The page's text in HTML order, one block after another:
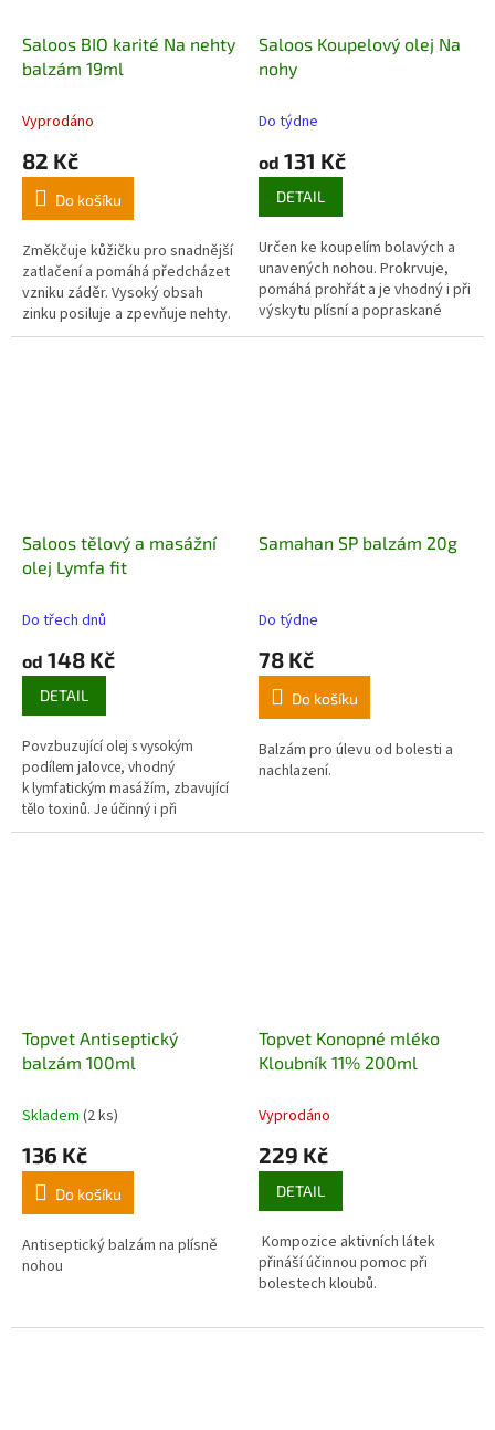
Saloos BIO karité Na nehty
balzám 19ml
Vyprodáno
82 Kč
Do košíku
Změkčuje kůžičku pro snadnější
zatlačení a pomáhá předcházet
vzniku záděr. Vysoký obsah
zinku posiluje a zpevňuje nehty.
Saloos Koupelový olej Na
nohy
Do týdne
od 131 Kč
DETAIL
Určen ke koupelím bolavých a
unavených nohou. Prokrvuje,
pomáhá prohřát a je vhodný i při
výskytu plísní a popraskané
kůže na patách.
Saloos tělový a masážní
olej Lymfa fit
Do třech dnů
od 148 Kč
DETAIL
Povzbuzující olej s vysokým
podílem jalovce, vhodný
k lymfatickým masážím, zbavující
tělo toxinů. Je účinný i při
celulitidě.
Samahan SP balzám 20g
Do týdne
78 Kč
Do košíku
Balzám pro úlevu od bolesti a
nachlazení.
Topvet Antiseptický
balzám 100ml
Skladem (2 ks)
136 Kč
Do košíku
Antiseptický balzám na plísně
nohou
Topvet Konopné mléko
Kloubník 11% 200ml
Vyprodáno
229 Kč
DETAIL
Kompozice aktivních látek
přináší účinnou pomoc při
bolestech kloubů.